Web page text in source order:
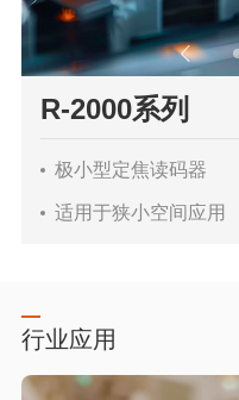

R-2000系列
极小型定焦读码器
适用于狭小空间应用
行业应用